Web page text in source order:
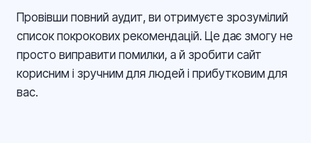
Провівши повний аудит, ви отримуєте зрозумілий
список покрокових рекомендацій. Це дає змогу не
просто виправити помилки, а й зробити сайт
корисним і зручним для людей і прибутковим для
вас.